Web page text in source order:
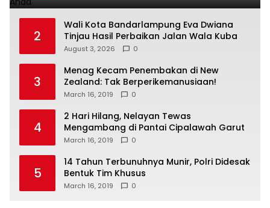
2
Wali Kota Bandarlampung Eva Dwiana
Tinjau Hasil Perbaikan Jalan Wala Kuba
August 3, 2026 0
3
Menag Kecam Penembakan di New
Zealand: Tak Berperikemanusiaan!
March 16, 2019 0
4
2 Hari Hilang, Nelayan Tewas
Mengambang di Pantai Cipalawah Garut
March 16, 2019 0
5
14 Tahun Terbunuhnya Munir, Polri Didesak
Bentuk Tim Khusus
March 16, 2019 0